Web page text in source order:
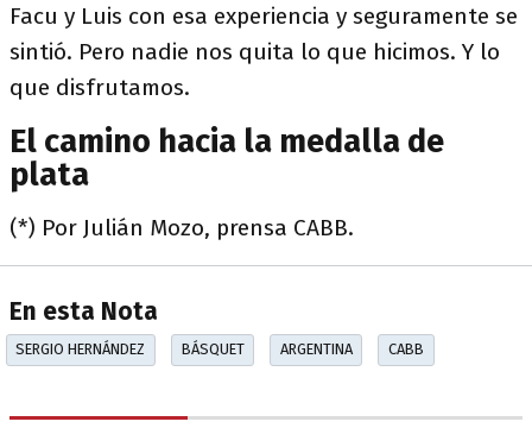
Facu y Luis con esa experiencia y seguramente se
sintió. Pero nadie nos quita lo que hicimos. Y lo
que disfrutamos.
El camino hacia la medalla de
plata
(*) Por Julián Mozo, prensa CABB.
En esta Nota
SERGIO HERNÁNDEZ BÁSQUET ARGENTINA CABB